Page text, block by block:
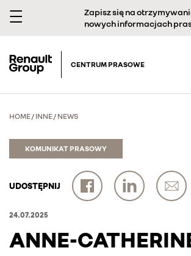
Zapisz się na
nowych informacjach
CENTRUM PRASOWE
HOME/ INNE/ NEWS
KOMUNIKAT PRASOWY
UDOSTĘPNIJ
24.07.2025
ANNE-